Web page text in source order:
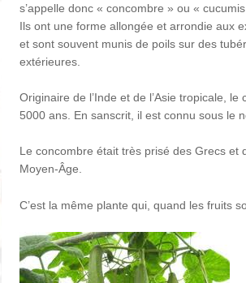
s’appelle donc « concombre » ou « cucumis
Ils ont une forme allongée et arrondie aux
et sont souvent munis de poils sur des
extérieures.
Originaire de l’Inde et de l’Asie tropicale,
5000 ans. En sanscrit, il est connu sous le
Le concombre était très prisé des Grecs
Moyen-Âge.
C’est la même plante qui, quand les fruits